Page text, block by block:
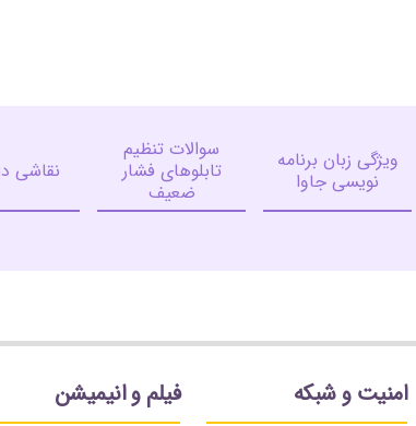
ویژگی زبان برنامه
نویسی جاوا
سوالات تنظیم
تابلوهای فشار
ضعیف
نقاشی
امنیت و شبکه فیلم و انیمیشن